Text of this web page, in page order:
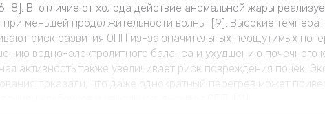
В отличие от холода действие аномальной жары
при меньшей продолжительности волны [9]. Высокие
риск развития ОПП из-за значительных неощутимых
водно-электролитного баланса и ухудшению почечного
активность также увеличивает риск повреждения почек.
показали, что даже однократный перегрев может